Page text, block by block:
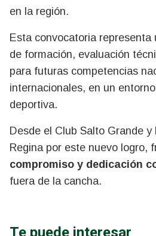
en la región.
Esta convocatoria representa
de formación, evaluación
para futuras competencias
internacionales, en un
deportiva.
Desde el Club Salto Grande y
Regina por este nuevo logro,
compromiso y dedicación
fuera de la cancha.
Te puede interesar